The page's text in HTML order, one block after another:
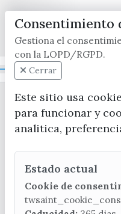
x / twitter
CONTACTA CON
(+34) 952 541
Consentimiento
Gestiona el
con la LOPD/RGPD.
Cerrar
Este sitio usa
para funcionar y
analitica,
Estado actual
Cookie de